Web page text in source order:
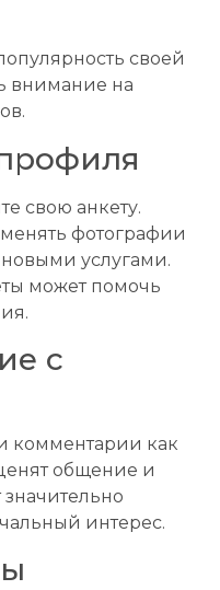
своей
внимание на
свою анкету.
фотографии
услугами.
может помочь
с
комментарии как
общение и
значительно
интерес.